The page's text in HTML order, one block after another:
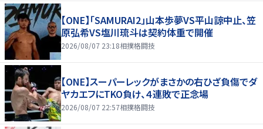
【ONE】「SAMURAI2」山本歩夢VS平山諒中止、笠
原弘希VS塩川琉斗は契約体重で開催
2026/08/07 23:18相撲格闘技
【ONE】スーパーレックがまさかの右ひざ負傷でダ
ヤカエフにTKO負け、４連敗で正念場
2026/08/07 22:57相撲格闘技